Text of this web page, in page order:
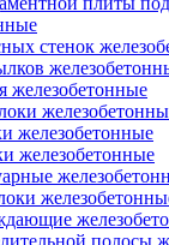
стенок
железобетонные
железобетонные
железобетонные
полосы